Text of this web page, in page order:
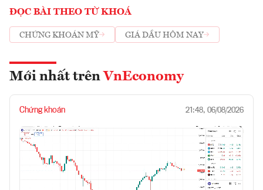
ĐỌC BÀI THEO TỪ KHOÁ
CHỨNG KHOÁN MỸ GIÁ DẦU HÔM NAY
Mới nhất trên VnEconomy
Chứng khoán 21:48, 06/08/2026